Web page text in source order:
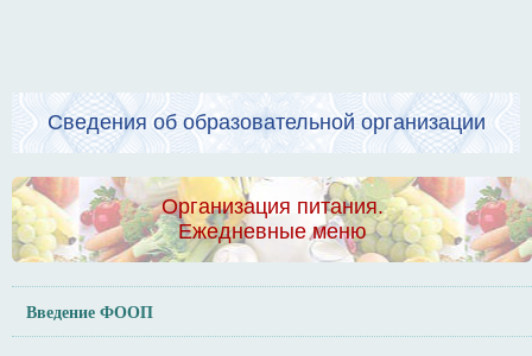
Сведения об образовательной организации
Организация питания.
Ежедневные меню
Введение ФООП